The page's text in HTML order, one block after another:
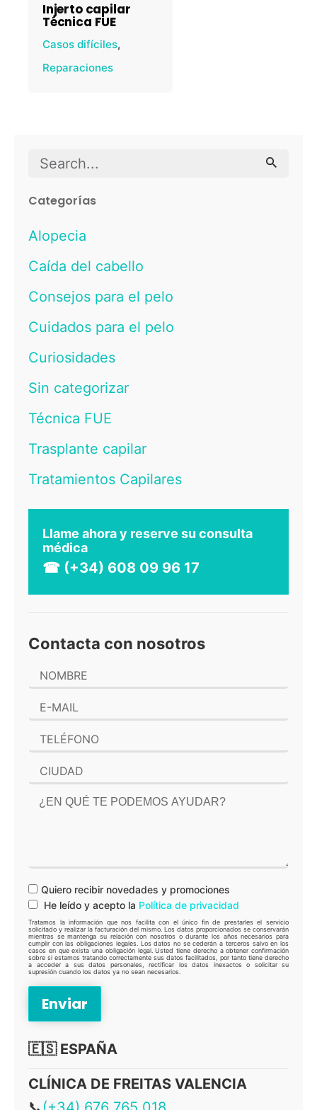
Injerto capilar
Técnica FUE
Casos difíciles
Reparaciones
Search
Categorías
Alopecia
Caída del cabello
Consejos para el pelo
Cuidados para el pelo
Curiosidades
Sin categorizar
Técnica FUE
Trasplante capilar
Tratamientos Capilares
Llame ahora y reserve su consulta
médica
☎ (+34) 608 09 96 17
Contacta con nosotros
Quiero recibir novedades y promociones
He leído y acepto la Política de privacidad
Tratamos la información que nos facilita con el único fin de prestarles el servicio
solicitado y realizar la facturación del mismo. Los datos proporcionados se conservarán
mientras se mantenga su relación con nosotros o durante los años necesarios para
cumplir con las obligaciones legales. Los datos no se cederán a terceros salvo en los
casos en que exista una obligación legal. Usted tiene derecho a obtener confirmación
sobre si estamos tratando correctamente sus datos facilitados, por tanto tiene derecho
a acceder a sus datos personales, rectificar los datos inexactos o solicitar su
supresión cuando los datos ya no sean necesarios.
🇪🇸 ESPAÑA
CLÍNICA DE FREITAS VALENCIA